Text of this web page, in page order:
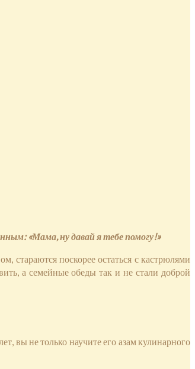
«Мама, ну давай я тебе помогу!»
стараются поскорее остаться с кастрюлями
а семейные обеды так и не стали доброй
вы не только научите его азам кулинарного